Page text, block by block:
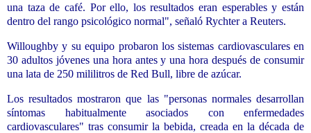
una taza de café. Por ello, los resultados eran esperables y están
dentro del rango psicológico normal", señaló Rychter a Reuters.
Willoughby y su equipo probaron los sistemas cardiovasculares en
30 adultos jóvenes una hora antes y una hora después de consumir
una lata de 250 mililitros de Red Bull, libre de azúcar.
Los resultados mostraron que las "personas normales desarrollan
síntomas habitualmente asociados con enfermedades
cardiovasculares" tras consumir la bebida, creada en la década de